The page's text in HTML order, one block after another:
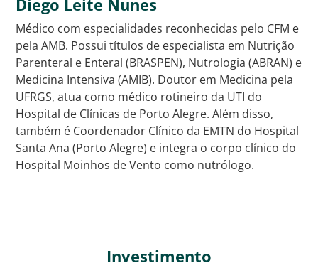
Diego Leite Nunes
Médico com especialidades reconhecidas pelo CFM e
pela AMB. Possui títulos de especialista em Nutrição
Parenteral e Enteral (BRASPEN), Nutrologia (ABRAN) e
Medicina Intensiva (AMIB). Doutor em Medicina pela
UFRGS, atua como médico rotineiro da UTI do
Hospital de Clínicas de Porto Alegre. Além disso,
também é Coordenador Clínico da EMTN do Hospital
Santa Ana (Porto Alegre) e integra o corpo clínico do
Hospital Moinhos de Vento como nutrólogo.
Investimento